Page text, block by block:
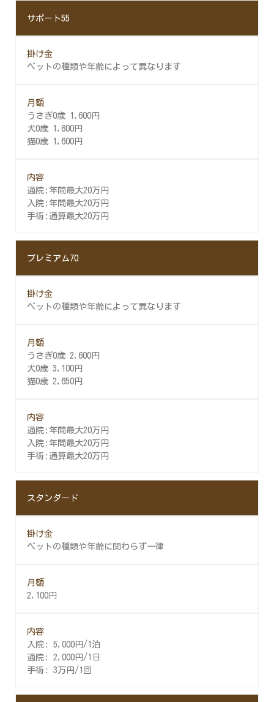
サポート55
ペットの種類や年齢によって異なります
うさぎ0歳 1,600円
犬0歳 1,800円
猫0歳 1,600円
通院:年間最大20万円
入院:年間最大20万円
手術:通算最大20万円
プレミアム70
ペットの種類や年齢によって異なります
うさぎ0歳 2,600円
犬0歳 3,100円
猫0歳 2,650円
通院:年間最大20万円
入院:年間最大20万円
手術:通算最大20万円
スタンダード
ペットの種類や年齢に関わらず一律
2,100円
入院: 5,000円/1泊
通院: 2,000円/1日
手術: 3万円/1回